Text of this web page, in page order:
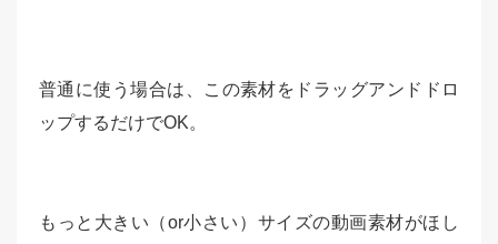
普通に使う場合は、この素材をドラッグアンドドロ
ップするだけでOK。
もっと大きい（or小さい）サイズの動画素材がほし